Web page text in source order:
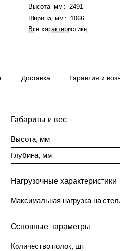
Высота, мм :
2491
Ширина, мм :
1066
Все характеристики
Доставка Гарантия и
Габариты и вес
Высота, мм
Глубина, мм
Нагрузочные характеристики
Максимальная нагрузка на
Основные параметры
Количество полок, шт